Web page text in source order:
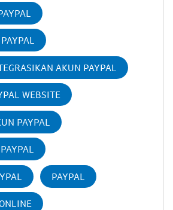
AKUN PAYPAL
WEBSITE
PAYPAL
PAYPAL